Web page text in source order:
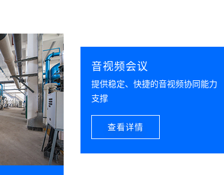
音视频会议
提供稳定、快捷的音视频协同能力
支撑
查看详情